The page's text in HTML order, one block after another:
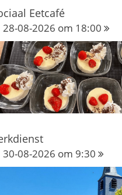
Eetcafé
28-08-2026 om 18:00
30-08-2026 om 9:30